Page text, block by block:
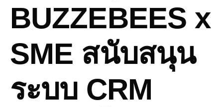
BUZZEBEES x
SME สนับสนุน
ระบบ CRM